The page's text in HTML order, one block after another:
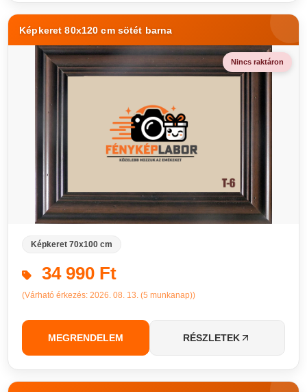
Képkeret 80x120 cm sötét barna
Nincs raktáron
Képkeret 70x100 cm
34 990 Ft
(Várható érkezés: 2026. 08. 13. (5 munkanap))
MEGRENDELEM RÉSZLETEK